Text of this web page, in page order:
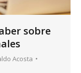
sobre
Acosta